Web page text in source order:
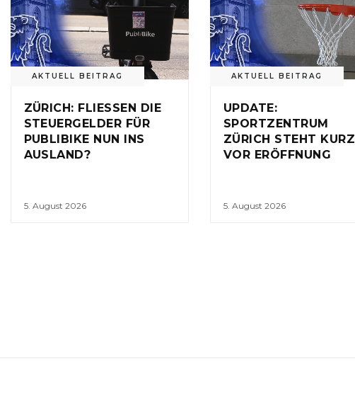
AKTUELL BEITRAG
ZÜRICH: FLIESSEN DIE
STEUERGELDER FÜR
PUBLIBIKE NUN INS
AUSLAND?
5. August 2026
AKTUELL BEITRAG
UPDATE:
SPORTZENTRUM
ZÜRICH STEHT KURZ
VOR ERÖFFNUNG
5. August 2026